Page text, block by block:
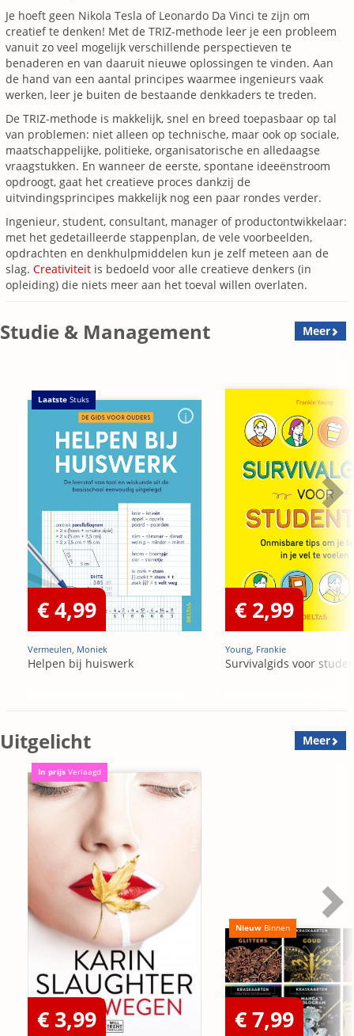
Je hoeft geen Nikola Tesla of Leonardo Da Vinci te zijn om
creatief te denken! Met de TRIZ-methode leer je een probleem
vanuit zo veel mogelijk verschillende perspectieven te
benaderen en van daaruit nieuwe oplossingen te vinden. Aan
de hand van een aantal principes waarmee ingenieurs vaak
werken, leer je buiten de bestaande denkkaders te treden.
De TRIZ-methode is makkelijk, snel en breed toepasbaar op tal
van problemen: niet alleen op technische, maar ook op sociale,
maatschappelijke, politieke, organisatorische en alledaagse
vraagstukken. En wanneer de eerste, spontane ideeënstroom
opdroogt, gaat het creatieve proces dankzij de
uitvindingsprincipes makkelijk nog een paar rondes verder.
Ingenieur, student, consultant, manager of productontwikkelaar:
met het gedetailleerde stappenplan, de vele voorbeelden,
opdrachten en denkhulpmiddelen kun je zelf meteen aan de
slag. Creativiteit is bedoeld voor alle creatieve denkers (in
opleiding) die niets meer aan het toeval willen overlaten.
Studie & Management Meer
Laatste Stuks
€ 4,99
Vermeulen, Moniek
Helpen bij huiswerk
€ 2,99
Young, Frankie
Survivalgids voor
Uitgelicht Meer
In prijs Verlaagd
€ 3,99
Nieuw Binnen
€ 7,99